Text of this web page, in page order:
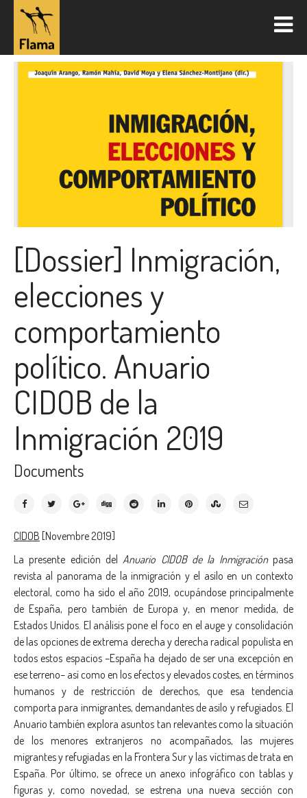
[Dossier] Inmigración,
elecciones y
comportamiento
político. Anuario
CIDOB de la
Inmigración 2019
Documents
CIDOB [Novembre 2019]
La presente edición delAnuario CIDOB de la Inmigraciónpasa
revista al panorama de la inmigración y el asilo en un contexto
electoral, como ha sido el año 2019, ocupándose principalmente
de España, pero también de Europa y, en menor medida, de
Estados Unidos. El análisis pone el foco en el auge y consolidación
de las opciones de extrema derecha y derecha radical populista en
todos estos espacios –España ha dejado de ser una excepción en
ese terreno– así como en los efectos y elevados costes, en términos
humanos y de restricción de derechos, que esa tendencia
comporta para inmigrantes, demandantes de asilo y refugiados. El
Anuario también explora asuntos tan relevantes como la situación
de los menores extranjeros no acompañados, las mujeres
migrantes y refugiadas en la Frontera Sur y las víctimas de trata en
España. Por último, se ofrece un anexo infográfico con tablas y
figuras y, como novedad, se estrena una nueva sección con